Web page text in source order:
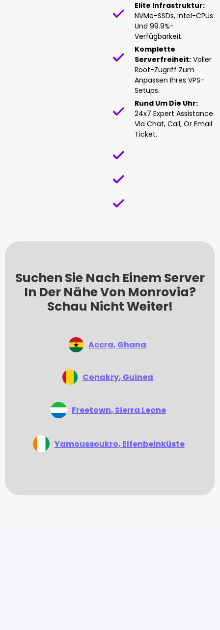
Elite Infrastruktur:
NVMe-SSDs, Intel-CPUs
Und 99.9%-
Verfügbarkeit.
Komplette
Serverfreiheit: Voller
Root-Zugriff Zum
Anpassen Ihres VPS-
Setups.
Rund Um Die Uhr:
24x7 Expert Assistance
Via Chat, Call, Or Email
Ticket.
Suchen Sie Nach Einem Server
In Der Nähe Von Monrovia?
Schau Nicht Weiter!
Accra, Ghana
Conakry, Guinea
Freetown, Sierra Leone
Yamoussoukro, Elfenbeinküste